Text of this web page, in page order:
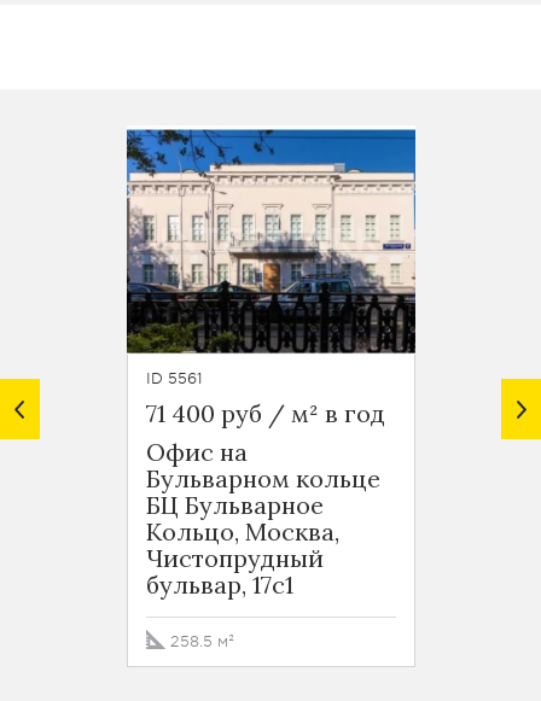
ID 5561
71 400 руб / м² в год
Офис на
Бульварном кольце
БЦ Бульварное
Кольцо, Москва,
Чистопрудный
бульвар, 17с1
258.5 м²
ID 6898
62